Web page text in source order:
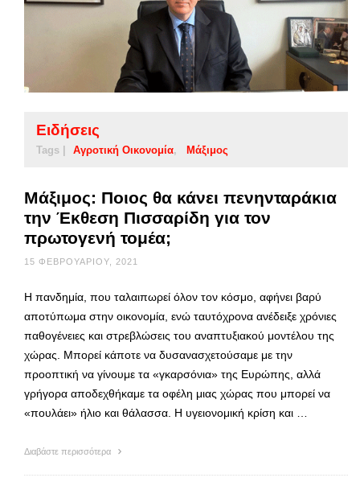
Ειδήσεις
Tags | Αγροτική Οικονομία Μάξιμος
Μάξιμος: Ποιος θα κάνει πενηνταράκια
την Έκθεση Πισσαρίδη για τον
πρωτογενή τομέα;
15 ΦΕΒΡΟΥΑΡΊΟΥ, 2021
Η πανδημία, που ταλαιπωρεί όλον τον κόσμο, αφήνει βαρύ
αποτύπωμα στην οικονομία, ενώ ταυτόχρονα ανέδειξε χρόνιες
παθογένειες και στρεβλώσεις του αναπτυξιακού μοντέλου της
χώρας. Μπορεί κάποτε να δυσανασχετούσαμε με την
προοπτική να γίνουμε τα «γκαρσόνια» της Ευρώπης, αλλά
γρήγορα αποδεχθήκαμε τα οφέλη μιας χώρας που μπορεί να
«πουλάει» ήλιο και θάλασσα. Η υγειονομική κρίση και …
Διαβάστε περισσότερα